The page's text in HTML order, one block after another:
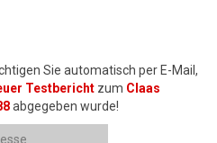
Sie automatisch per E-Mail,
Testbericht zum Claas
abgegeben wurde!